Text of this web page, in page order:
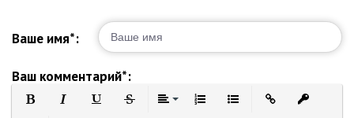
Ваше имя*:
Ваш комментарий*: